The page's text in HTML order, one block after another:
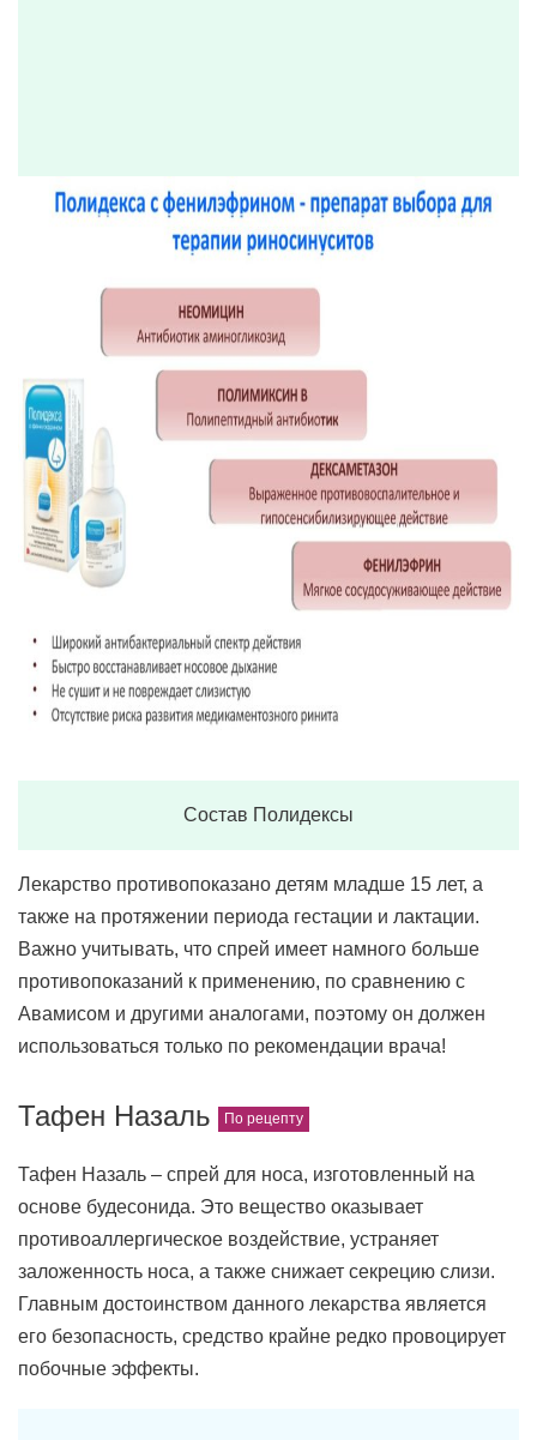
Состав Полидексы
Лекарство противопоказано детям младше 15 лет, а
также на протяжении периода гестации и лактации.
Важно учитывать, что спрей имеет намного больше
противопоказаний к применению, по сравнению с
Авамисом и другими аналогами, поэтому он должен
использоваться только по рекомендации врача!
Тафен Назаль
Тафен Назаль – спрей для носа, изготовленный на
основе будесонида. Это вещество оказывает
противоаллергическое воздействие, устраняет
заложенность носа, а также снижает секрецию слизи.
Главным достоинством данного лекарства является
его безопасность, средство крайне редко провоцирует
побочные эффекты.